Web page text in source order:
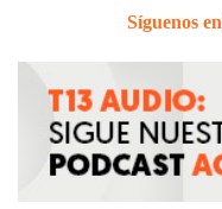
Síguenos en